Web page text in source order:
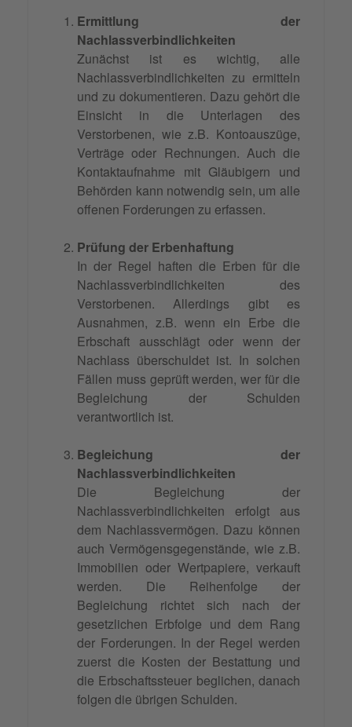
Ermittlung der
Nachlassverbindlichkeiten
Zunächst ist es wichtig, alle
Nachlassverbindlichkeiten zu ermitteln
und zu dokumentieren. Dazu gehört die
Einsicht in die Unterlagen des
Verstorbenen, wie z.B. Kontoauszüge,
Verträge oder Rechnungen. Auch die
Kontaktaufnahme mit Gläubigern und
Behörden kann notwendig sein, um alle
offenen Forderungen zu erfassen.
Prüfung der Erbenhaftung
In der Regel haften die Erben für die
Nachlassverbindlichkeiten des
Verstorbenen. Allerdings gibt es
Ausnahmen, z.B. wenn ein Erbe die
Erbschaft ausschlägt oder wenn der
Nachlass überschuldet ist. In solchen
Fällen muss geprüft werden, wer für die
Begleichung der Schulden
verantwortlich ist.
Begleichung der
Nachlassverbindlichkeiten
Die Begleichung der
Nachlassverbindlichkeiten erfolgt aus
dem Nachlassvermögen. Dazu können
auch Vermögensgegenstände, wie z.B.
Immobilien oder Wertpapiere, verkauft
werden. Die Reihenfolge der
Begleichung richtet sich nach der
gesetzlichen Erbfolge und dem Rang
der Forderungen. In der Regel werden
zuerst die Kosten der Bestattung und
die Erbschaftssteuer beglichen, danach
folgen die übrigen Schulden.